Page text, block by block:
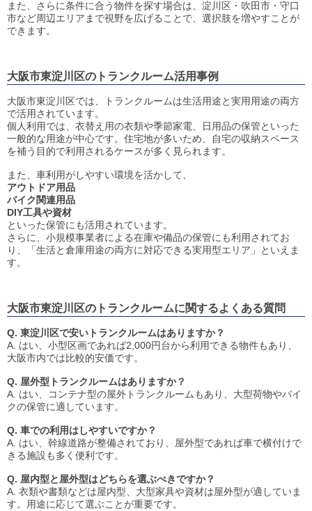
また、さらに条件に合う物件を探す場合は、淀川区・吹田市・守口
市など周辺エリアまで視野を広げることで、選択肢を増やすことが
できます。
大阪市東淀川区のトランクルーム活用事例
大阪市東淀川区では、トランクルームは生活用途と実用用途の両方
で活用されています。
個人利用では、衣替え用の衣類や季節家電、日用品の保管といった
一般的な用途が中心です。住宅地が多いため、自宅の収納スペース
を補う目的で利用されるケースが多く見られます。
また、車利用がしやすい環境を活かして、
アウトドア用品
バイク関連用品
DIY工具や資材
といった保管にも活用されています。
さらに、小規模事業者による在庫や備品の保管にも利用されてお
り、「生活と倉庫用途の両方に対応できる実用型エリア」といえま
す。
大阪市東淀川区のトランクルームに関するよくある質問
Q. 東淀川区で安いトランクルームはありますか？
A. はい、小型区画であれば2,000円台から利用できる物件もあり、
大阪市内では比較的安価です。
Q. 屋外型トランクルームはありますか？
A. はい、コンテナ型の屋外トランクルームもあり、大型荷物やバイ
クの保管に適しています。
Q. 車での利用はしやすいですか？
A. はい、幹線道路が整備されており、屋外型であれば車で横付けで
きる施設も多く便利です。
Q. 屋内型と屋外型はどちらを選ぶべきですか？
A. 衣類や書類などは屋内型、大型家具や資材は屋外型が適していま
す。用途に応じて選ぶことが重要です。